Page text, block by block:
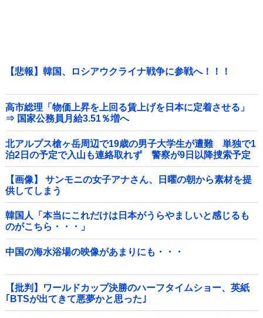
【悲報】韓国、ロシアウクライナ戦争に参戦へ！！！
高市総理「物価上昇を上回る賃上げを日本に定着させる」
⇒ 国家公務員月給3.51％増へ
北アルプス槍ヶ岳周辺で19歳の男子大学生が遭難 単独で1
泊2日の予定で入山も連絡取れず 警察が9日以降捜索予定
他
【画像】 サンモニの女子アナさん、日曜の朝から素材を提
供してしまう
韓国人「本当にこれだけは日本がうらやましいと感じるも
のがこちら・・・」
中国の海水浴場の映像があまりにも・・・
【批判】ワールドカップ決勝のハーフタイムショー、英紙
｢BTSが出てきて悪夢かと思った｣